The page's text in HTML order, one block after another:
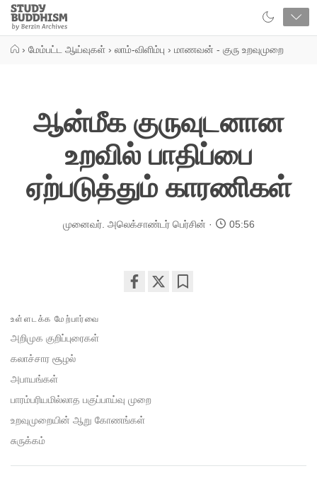
Close
Study
Buddhism
› மேம்பட்ட ஆய்வுகள் › லாம்-விளிம்பு › மாணவன் - குரு உறவுமுறை
ஆன்மீக குருவுடனான
உறவில் பாதிப்பை
ஏற்படுத்தும் காரணிகள்
முனைவர். அலெக்சாண்டர் பெர்சின் 05:56
உள்ளடக்க மேற்பார்வை
அறிமுக குறிப்புரைகள்
கலாச்சார சூழல்
அபாயங்கள்
பாரம்பரியமில்லாத பகுப்பாய்வு முறை
உறவுமுறையின் ஆறு கோணங்கள்
சுருக்கம்